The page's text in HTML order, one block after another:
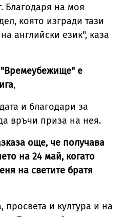
Благодаря на моя
която изгради тази
английски език", каза
"Времеубежище" е
,
и благодари за
връчи приза на нея.
още, че получава
на 24 май, когато
на светите братя
просвета и култура и на